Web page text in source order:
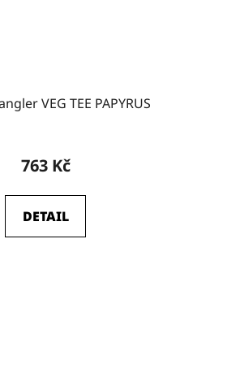
VEG TEE PAPYRUS
763 Kč
DETAIL